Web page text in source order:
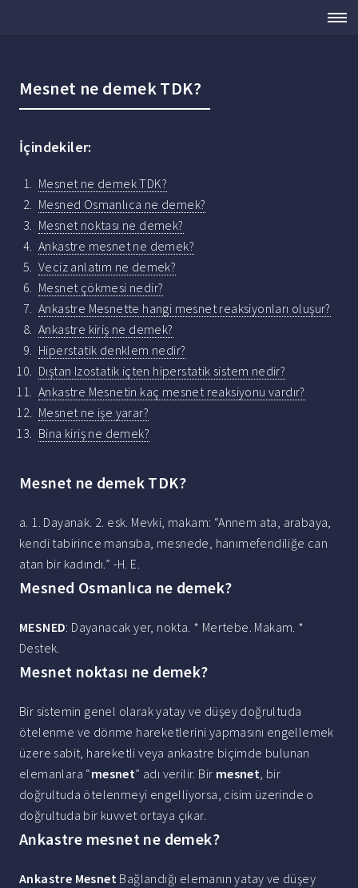
Mesnet ne demek TDK?
İçindekiler:
Mesnet ne demek TDK?
Mesned Osmanlıca ne demek?
Mesnet noktası ne demek?
Ankastre mesnet ne demek?
Veciz anlatım ne demek?
Mesnet çökmesi nedir?
Ankastre Mesnette hangi mesnet reaksiyonları oluşur?
Ankastre kiriş ne demek?
Hiperstatik denklem nedir?
Dıştan Izostatik içten hiperstatik sistem nedir?
Ankastre Mesnetin kaç mesnet reaksiyonu vardır?
Mesnet ne işe yarar?
Bina kiriş ne demek?
Mesnet ne demek TDK?
a. 1. Dayanak. 2. esk. Mevki, makam: “Annem ata, arabaya,
kendi tabirince mansıba, mesnede, hanımefendiliğe can
atan bir kadındı.” -H. E.
Mesned Osmanlıca ne demek?
MESNED: Dayanacak yer, nokta. * Mertebe. Makam. *
Destek.
Mesnet noktası ne demek?
Bir sistemin genel olarak yatay ve düşey doğrultuda
ötelenme ve dönme hareketlerini yapmasını engellemek
üzere sabit, hareketli veya ankastre biçimde bulunan
elemanlara “mesnet” adı verilir. Bir mesnet, bir
doğrultuda ötelenmeyi engelliyorsa, cisim üzerinde o
doğrultuda bir kuvvet ortaya çıkar.
Ankastre mesnet ne demek?
Ankastre Mesnet Bağlandığı elemanın yatay ve düşey